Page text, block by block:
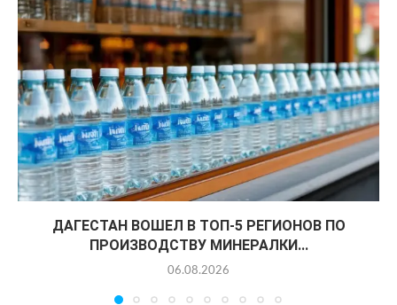
ДАГЕСТАН ВОШЕЛ В ТОП-5 РЕГИОНОВ ПО
ПРОИЗВОДСТВУ МИНЕРАЛКИ...
06.08.2026